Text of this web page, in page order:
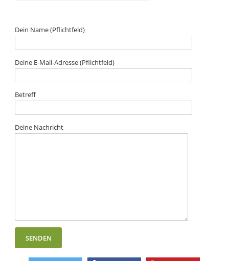
Dein Name (Pflichtfeld)
Deine E-Mail-Adresse (Pflichtfeld)
Betreff
Deine Nachricht